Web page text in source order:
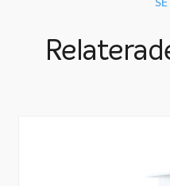
Lövhåv
Tryckrör PVC 50 mm. 5